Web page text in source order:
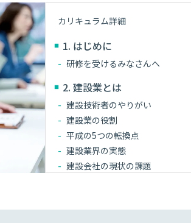
カリキュラム詳細
1. はじめに
研修を受けるみなさんへ
2. 建設業とは
建設技術者のやりがい
建設業の役割
平成の5つの転換点
建設業界の実態
建設会社の現状の課題
土木と建築の仕事